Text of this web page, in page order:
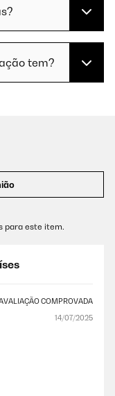
tem?
para este item.
COMPROVADA
14/07/2025